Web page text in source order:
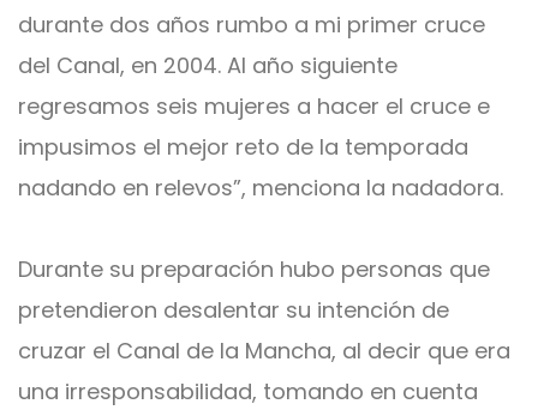
durante dos años rumbo a mi primer cruce
del Canal, en 2004. Al año siguiente
regresamos seis mujeres a hacer el cruce e
impusimos el mejor reto de la temporada
nadando en relevos”, menciona la nadadora.
Durante su preparación hubo personas que
pretendieron desalentar su intención de
cruzar el Canal de la Mancha, al decir que era
una irresponsabilidad, tomando en cuenta